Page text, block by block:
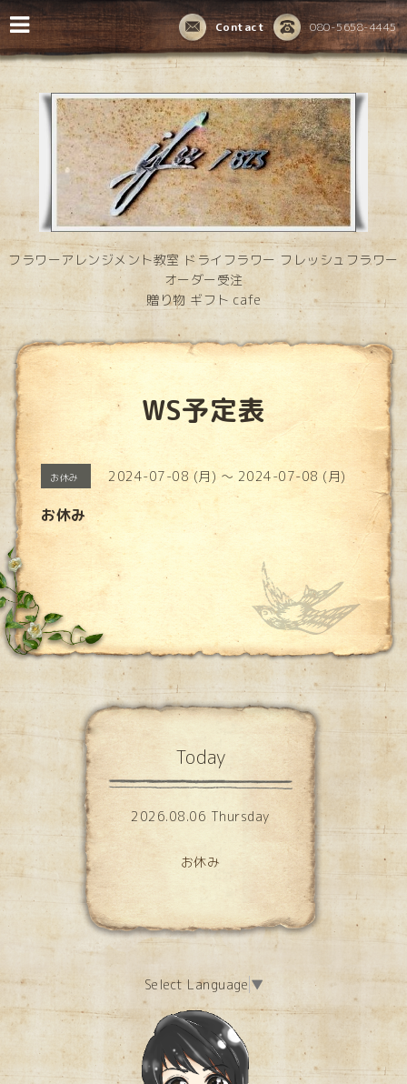
080-5658-4445
Contact
フラワーアレンジメント教室 ドライフラワー フレッシュフラワー
オーダー受注
贈り物 ギフト cafe
WS予定表
お休み 2024-07-08 (月) ～ 2024-07-08 (月)
お休み
Today
2026.08.06 Thursday
お休み
Select Language ▼